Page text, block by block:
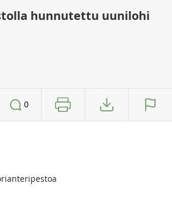
hunnutettu uunilohi
0